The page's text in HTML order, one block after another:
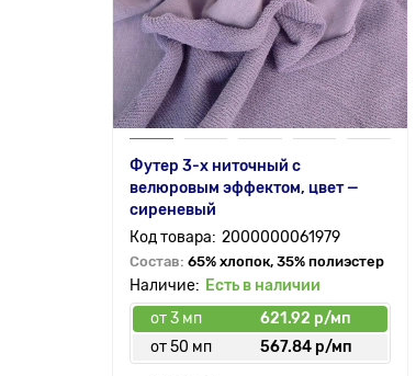
Футер 3-х ниточный с
велюровым эффектом, цвет —
сиреневый
2000000061979
Состав: 65% хлопок, 35% полиэстер
Есть в наличии
от 3 мп
621.92 р/мп
от 50 мп
567.84 р/мп